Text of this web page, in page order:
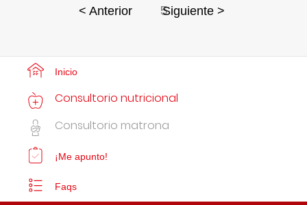
< Anterior 5
Siguiente >
Inicio
Consultorio nutricional
Consultorio matrona
¡Me apunto!
Faqs